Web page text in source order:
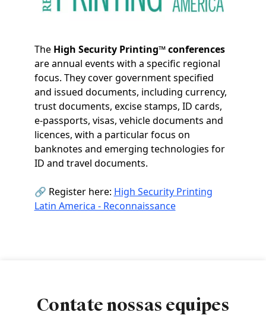
The High Security Printing™ conferences
are annual events with a specific regional
focus. They cover government specified
and issued documents, including currency,
trust documents, excise stamps, ID cards,
e-passports, visas, vehicle documents and
licences, with a particular focus on
banknotes and emerging technologies for
ID and travel documents.
🔗 Register here: High Security Printing
Latin America - Reconnaissance
Contate nossas equipes